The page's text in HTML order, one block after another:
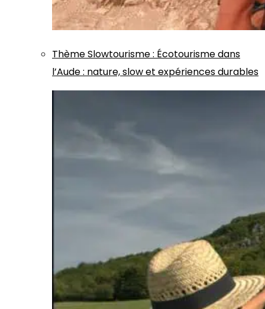
ThèmeSlowtourisme: Écotourisme dans
l’Aude : nature, slow et expériences durables